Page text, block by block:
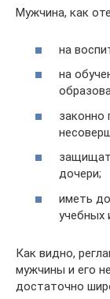
Мужчина, как
на
на
законно
дочери;
иметь
учебных
Как видно,
мужчины и его
достаточно